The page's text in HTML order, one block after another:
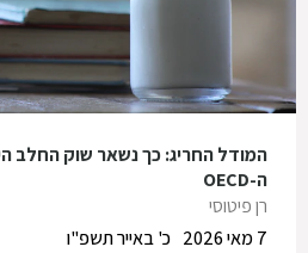
המודל החריג: כך נשאר שוק החלב
ה-OECD
רן פיטוסי
כ' באייר תשפ"ו
7 מאי 2026